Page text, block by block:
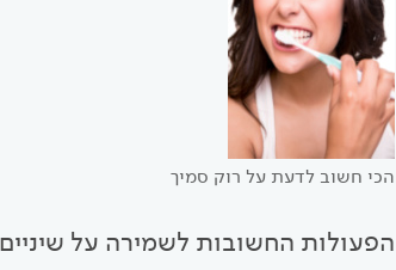
הכי חשוב לדעת על רוק סמיך
הפעולות החשובות לשמירה על